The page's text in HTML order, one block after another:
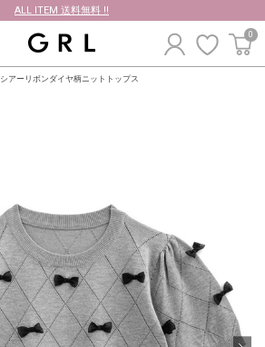
ALL ITEM 送料無料 !!
0
シアーリボンダイヤ柄ニットトップス